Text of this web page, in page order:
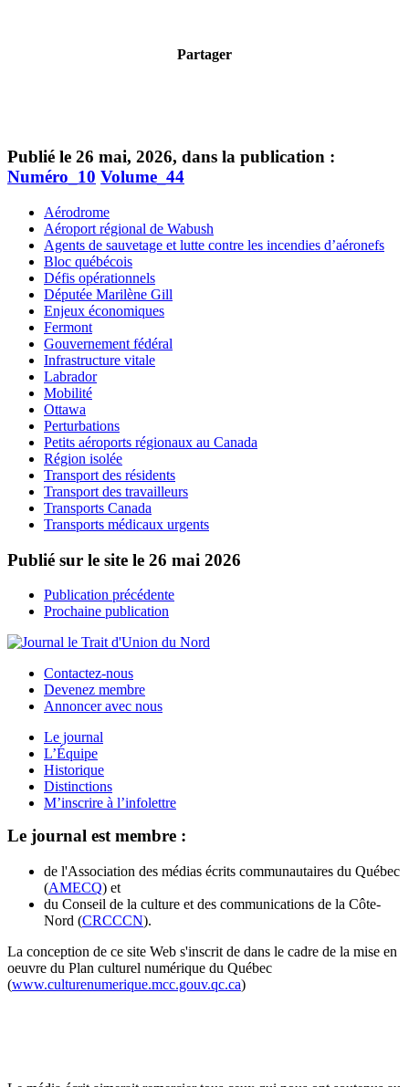
Partager
Publié le 26 mai, 2026, dans la publication :
Numéro_10 Volume_44
Aérodrome
Aéroport régional de Wabush
Agents de sauvetage et lutte contre les incendies d’aéronefs
Bloc québécois
Défis opérationnels
Députée Marilène Gill
Enjeux économiques
Fermont
Gouvernement fédéral
Infrastructure vitale
Labrador
Mobilité
Ottawa
Perturbations
Petits aéroports régionaux au Canada
Région isolée
Transport des résidents
Transport des travailleurs
Transports Canada
Transports médicaux urgents
Publié sur le site le 26 mai 2026
Publication précédente
Prochaine publication
Contactez-nous
Devenez membre
Annoncer avec nous
Le journal
L’Équipe
Historique
Distinctions
M’inscrire à l’infolettre
Le journal est membre :
de l'Association des médias écrits communautaires du Québec
(AMECQ) et
du Conseil de la culture et des communications de la Côte-
Nord (CRCCCN).
La conception de ce site Web s'inscrit de dans le cadre de la mise en
oeuvre du Plan culturel numérique du Québec
(www.culturenumerique.mcc.gouv.qc.ca)